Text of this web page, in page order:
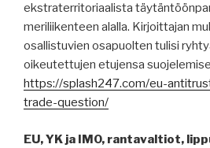
ekstraterritoriaalista
meriliikenteen alalla. Kirjoittajan
osallistuvien osapuolten tulisi
oikeutettujen etujensa
https://splash247.com/eu-
trade-question/
EU, YK ja IMO, rantavaltiot,